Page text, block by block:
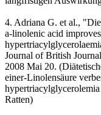
4. Adriana G. et al.,
a-linolenic acid
Journal of British
2008 Mai 20.
einer-Linolensäure
Ratten)